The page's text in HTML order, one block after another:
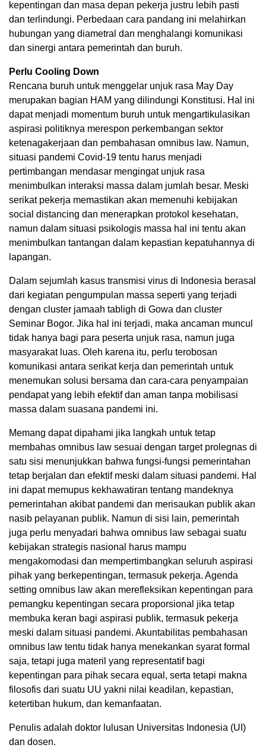
kepentingan dan masa depan pekerja justru lebih pasti
dan terlindungi. Perbedaan cara pandang ini melahirkan
hubungan yang diametral dan menghalangi komunikasi
dan sinergi antara pemerintah dan buruh.
Perlu Cooling Down
Rencana buruh untuk menggelar unjuk rasa May Day
merupakan bagian HAM yang dilindungi Konstitusi. Hal ini
dapat menjadi momentum buruh untuk mengartikulasikan
aspirasi politiknya merespon perkembangan sektor
ketenagakerjaan dan pembahasan omnibus law. Namun,
situasi pandemi Covid-19 tentu harus menjadi
pertimbangan mendasar mengingat unjuk rasa
menimbulkan interaksi massa dalam jumlah besar. Meski
serikat pekerja memastikan akan memenuhi kebijakan
social distancing dan menerapkan protokol kesehatan,
namun dalam situasi psikologis massa hal ini tentu akan
menimbulkan tantangan dalam kepastian kepatuhannya di
lapangan.
Dalam sejumlah kasus transmisi virus di Indonesia berasal
dari kegiatan pengumpulan massa seperti yang terjadi
dengan cluster jamaah tabligh di Gowa dan cluster
Seminar Bogor. Jika hal ini terjadi, maka ancaman muncul
tidak hanya bagi para peserta unjuk rasa, namun juga
masyarakat luas. Oleh karena itu, perlu terobosan
komunikasi antara serikat kerja dan pemerintah untuk
menemukan solusi bersama dan cara-cara penyampaian
pendapat yang lebih efektif dan aman tanpa mobilisasi
massa dalam suasana pandemi ini.
Memang dapat dipahami jika langkah untuk tetap
membahas omnibus law sesuai dengan target prolegnas di
satu sisi menunjukkan bahwa fungsi-fungsi pemerintahan
tetap berjalan dan efektif meski dalam situasi pandemi. Hal
ini dapat memupus kekhawatiran tentang mandeknya
pemerintahan akibat pandemi dan merisaukan publik akan
nasib pelayanan publik. Namun di sisi lain, pemerintah
juga perlu menyadari bahwa omnibus law sebagai suatu
kebijakan strategis nasional harus mampu
mengakomodasi dan mempertimbangkan seluruh aspirasi
pihak yang berkepentingan, termasuk pekerja. Agenda
setting omnibus law akan merefleksikan kepentingan para
pemangku kepentingan secara proporsional jika tetap
membuka keran bagi aspirasi publik, termasuk pekerja
meski dalam situasi pandemi. Akuntabilitas pembahasan
omnibus law tentu tidak hanya menekankan syarat formal
saja, tetapi juga materil yang representatif bagi
kepentingan para pihak secara equal, serta tetapi makna
filosofis dari suatu UU yakni nilai keadilan, kepastian,
ketertiban hukum, dan kemanfaatan.
Penulis adalah doktor lulusan Universitas Indonesia (UI)
dan dosen.